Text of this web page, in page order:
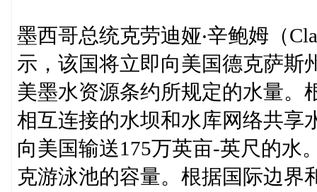
墨西哥总统克劳迪娅‧辛鲍姆（
示，该国将立即向美国德克萨斯
美墨水资源条约所规定的水量。
相互连接的水坝和水库网络共享
向美国输送175万英亩-英尺的水
克游泳池的容量。根据国际边界